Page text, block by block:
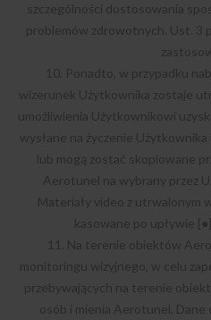
szczególności dostosowania
problemów zdrowotnych. Ust. 3
10. Ponadto, w przypadku
wizerunek Użytkownika zostaje
umożliwienia Użytkownikowi
wysłane na życzenie
lub mogą zostać skopiowane
Aerotunel na wybrany przez
Materiały video z utrwalonym
kasowane po upływie
11. Na terenie obiektów
monitoringu wizyjnego, w celu
przebywających na terenie
osób i mienia Aerotunel.